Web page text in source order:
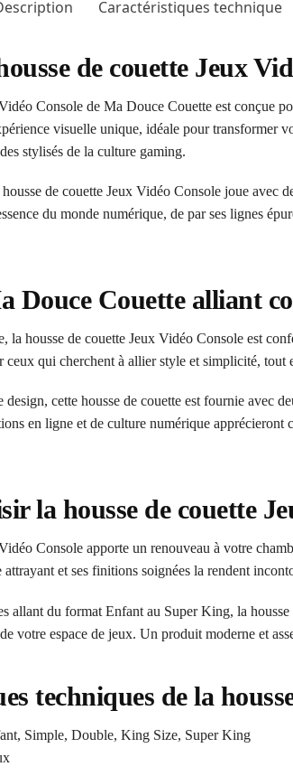
Caractéristiques technique
de couette Jeux
Console de Ma Douce Couette est conçue
visuelle unique, idéale pour transformer
stylisés de la culture gaming.
de couette Jeux Vidéo Console joue
du monde numérique, de par ses lignes
Douce Couette alliant
la housse de couette Jeux Vidéo Console est
qui cherchent à allier style et simplicité, tout
cette housse de couette est fournie avec
en ligne et de culture numérique
la housse de couette
Console apporte un renouveau à votre
attrayant et ses finitions soignées la rendent
allant du format Enfant au Super King, la
votre espace de jeux. Un produit moderne et
techniques de la
Simple, Double, King Size, Super King